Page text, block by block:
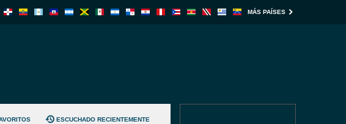
MÁS PAÍSES
ESCUCHADO RECIENTEMENTE